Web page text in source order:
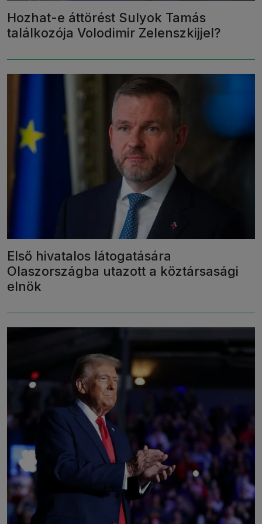
Hozhat-e áttörést Sulyok Tamás
találkozója Volodimir Zelenszkijjel?
Első hivatalos látogatására
Olaszországba utazott a köztársasági
elnök